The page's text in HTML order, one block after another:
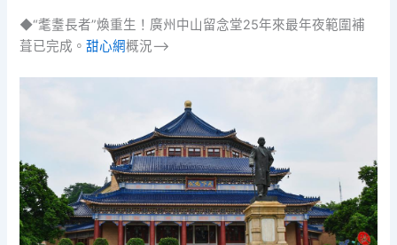
◆“耄耋長者”煥重生！廣州中山留念堂25年來最年夜範圍補
葺已完成。甜心網概況–>